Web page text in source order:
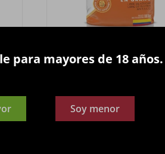
para mayores de 18 años.
Soy menor
Café CABRALES Colombia